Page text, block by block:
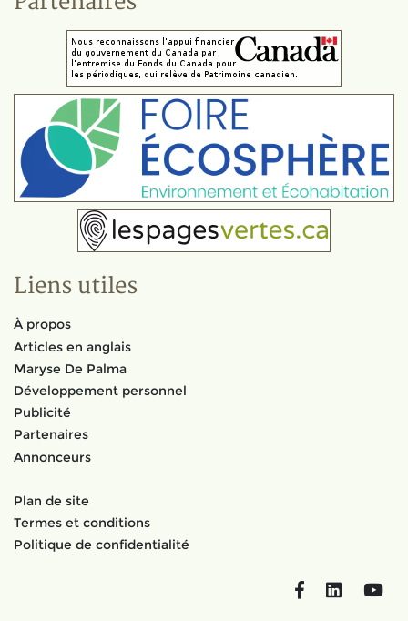
Liens utiles
À propos
Articles en anglais
Maryse De Palma
Développement personnel
Publicité
Partenaires
Annonceurs
Plan de site
Termes et conditions
Politique de confidentialité
FacebookLinkedIn